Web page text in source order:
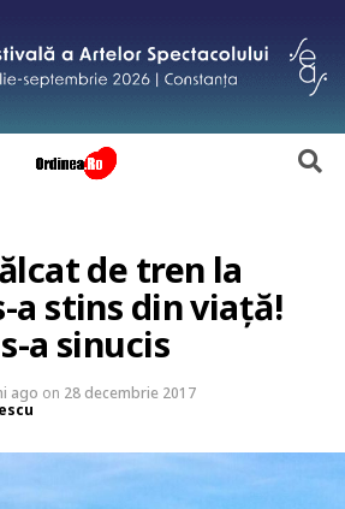
de tren la
a stins din viață!
a sinucis
ago on 28 decembrie 2017